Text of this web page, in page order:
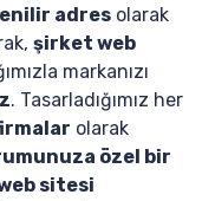
adres olarak
şirket web
markanızı
. Tasarladığımız her
olarak
özel bir
sitesi